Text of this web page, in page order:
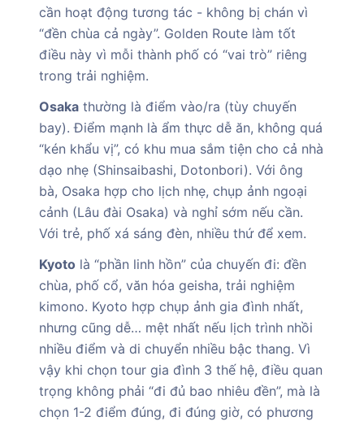
cần hoạt động tương tác - không bị chán vì
“đền chùa cả ngày”. Golden Route làm tốt
điều này vì mỗi thành phố có “vai trò” riêng
trong trải nghiệm.
Osaka thường là điểm vào/ra (tùy chuyến
bay). Điểm mạnh là ẩm thực dễ ăn, không quá
“kén khẩu vị”, có khu mua sắm tiện cho cả nhà
dạo nhẹ (Shinsaibashi, Dotonbori). Với ông
bà, Osaka hợp cho lịch nhẹ, chụp ảnh ngoại
cảnh (Lâu đài Osaka) và nghỉ sớm nếu cần.
Với trẻ, phố xá sáng đèn, nhiều thứ để xem.
Kyoto là “phần linh hồn” của chuyến đi: đền
chùa, phố cổ, văn hóa geisha, trải nghiệm
kimono. Kyoto hợp chụp ảnh gia đình nhất,
nhưng cũng dễ… mệt nhất nếu lịch trình nhồi
nhiều điểm và di chuyển nhiều bậc thang. Vì
vậy khi chọn tour gia đình 3 thế hệ, điều quan
trọng không phải “đi đủ bao nhiêu đền”, mà là
chọn 1-2 điểm đúng, đi đúng giờ, có phương